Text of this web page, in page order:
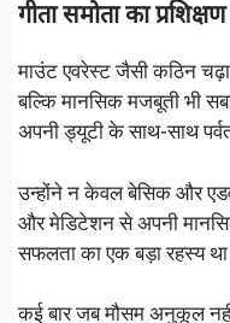
गीता समोता का
माउंट एवरेस्ट जैसी कठिन
बल्कि मानसिक मजबूती भी
अपनी ड्यूटी के साथ-साथ
उन्होंने न केवल बेसिक और
और मेडिटेशन से अपनी
सफलता का एक बड़ा रहस्य
कई बार जब मौसम अनुकूल